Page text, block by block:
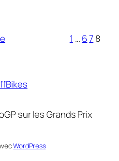
1 …678
sur les Grands Prix
WordPress